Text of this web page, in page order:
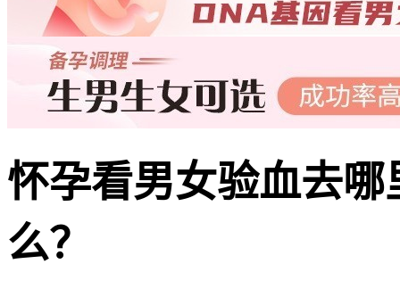
怀孕看男女验血去
么？